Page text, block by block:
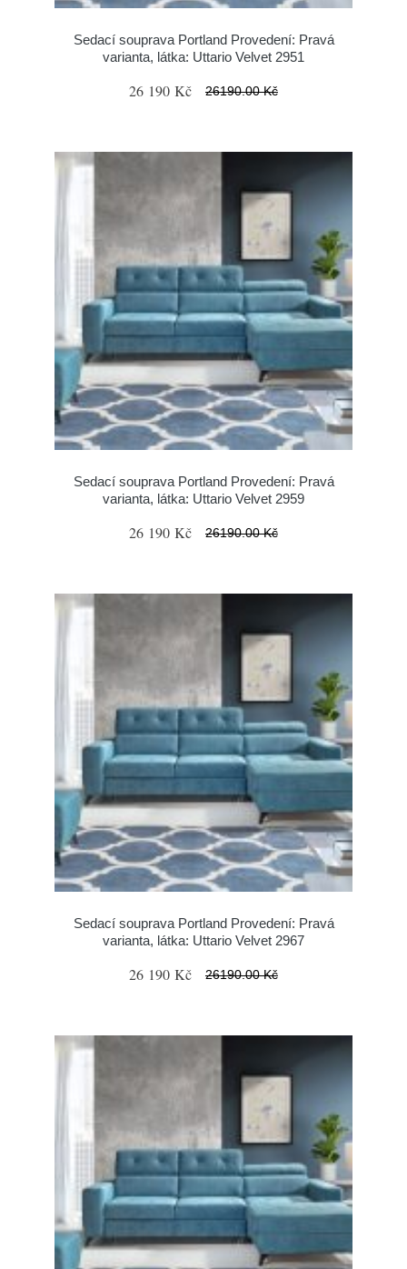
Sedací souprava Portland Provedení: Pravá
varianta, látka: Uttario Velvet 2951
26 190 Kč 26190.00 Kč
Sedací souprava Portland Provedení: Pravá
varianta, látka: Uttario Velvet 2959
26 190 Kč 26190.00 Kč
Sedací souprava Portland Provedení: Pravá
varianta, látka: Uttario Velvet 2967
26 190 Kč 26190.00 Kč